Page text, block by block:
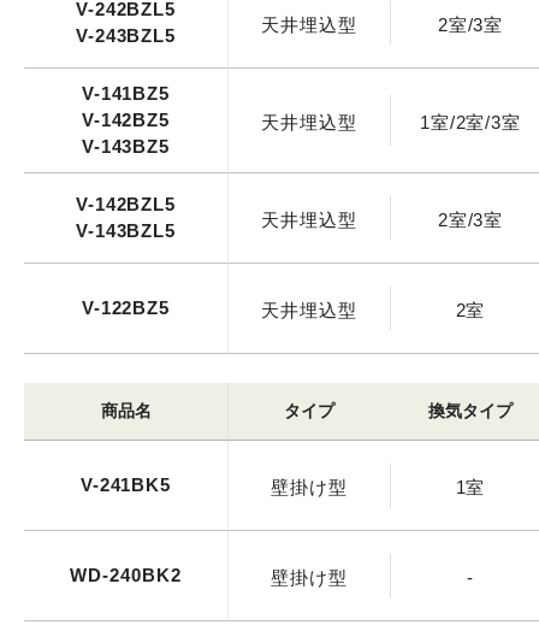
V-242BZL5
V-243BZL5
天井埋込型 2室/3室
V-141BZ5
V-142BZ5
V-143BZ5
天井埋込型 1室/2室/3室
V-142BZL5
V-143BZL5
天井埋込型 2室/3室
V-122BZ5 天井埋込型 2室
商品名 タイプ 換気タイプ
V-241BK5 壁掛け型 1室
WD-240BK2 壁掛け型 -